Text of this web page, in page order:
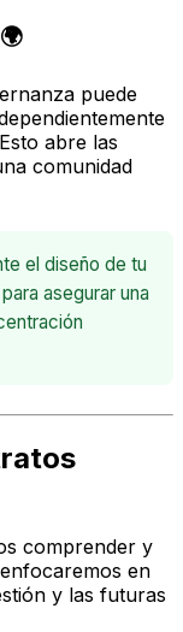
puede
abre las
comunidad
el diseño de tu
asegurar una
comprender y
en
y las futuras